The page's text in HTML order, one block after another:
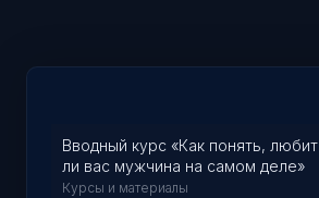
Вводный курс «Как понять, любит
ли вас мужчина на самом деле»
Курсы и материалы